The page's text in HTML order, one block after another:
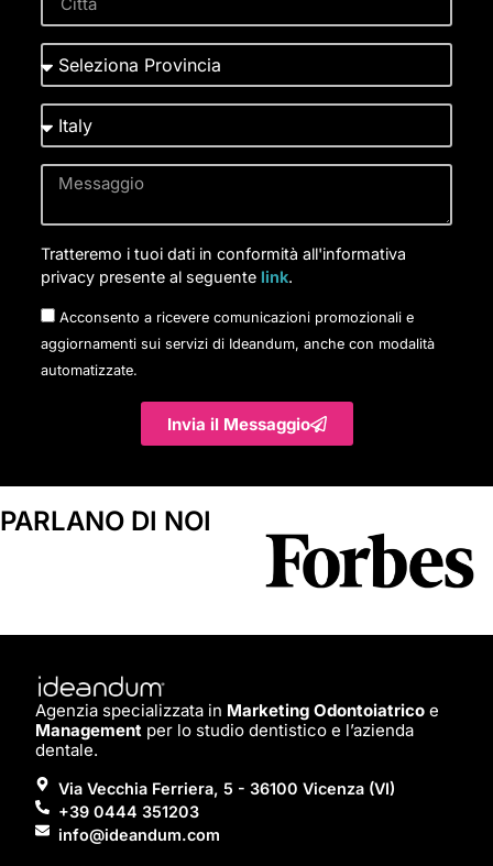
Tratteremo i tuoi dati in conformità all'informativa
privacy presente al seguente link.
Acconsento a ricevere comunicazioni promozionali e
aggiornamenti sui servizi di Ideandum, anche con modalità
automatizzate.
Invia il Messaggio
PARLANO DI NOI
Agenzia specializzata in Marketing Odontoiatrico e
Management per lo studio dentistico e l’azienda
dentale.
Via Vecchia Ferriera, 5 - 36100 Vicenza (VI)
+39 0444 351203
info@ideandum.com